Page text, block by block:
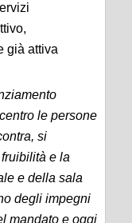
già attiva
le persone
si
e la
e della sala
degli impegni
mandato e oggi